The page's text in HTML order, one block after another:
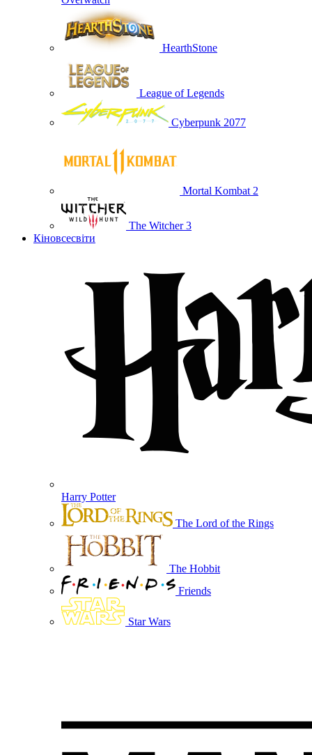
HearthStone
League of Legends
Cyberpunk 2077
Mortal Kombat 2
The Witcher 3
Кіновсесвіти
Harry Potter
The Lord of the Rings
The Hobbit
Friends
Star Wars